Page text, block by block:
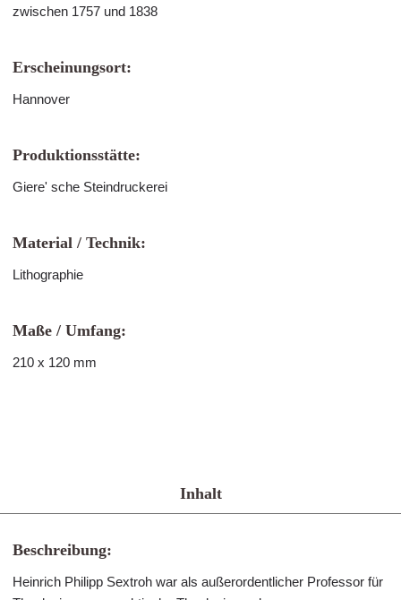
zwischen 1757 und 1838
Erscheinungsort:
Hannover
Produktionsstätte:
Giere' sche Steindruckerei
Material / Technik:
Lithographie
Maße / Umfang:
210 x 120 mm
Inhalt
Beschreibung:
Heinrich Philipp Sextroh war als außerordentlicher Professor für